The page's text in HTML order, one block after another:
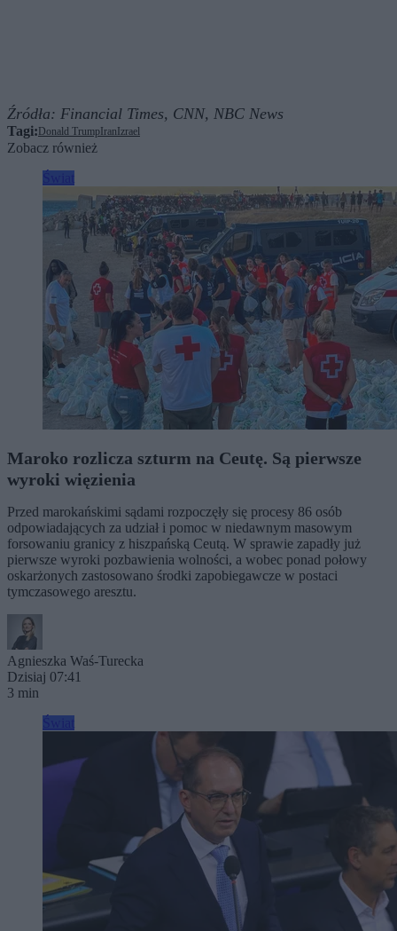
Źródła: Financial Times, CNN, NBC News
Tagi:Donald TrumpIranIzrael
Zobacz również
Maroko rozlicza szturm na Ceutę. Są pierwsze
wyroki więzienia
Przed marokańskimi sądami rozpoczęły się procesy 86 osób
odpowiadających za udział i pomoc w niedawnym masowym
forsowaniu granicy z hiszpańską Ceutą. W sprawie zapadły już
pierwsze wyroki pozbawienia wolności, a wobec ponad połowy
oskarżonych zastosowano środki zapobiegawcze w postaci
tymczasowego aresztu.
Agnieszka Waś-Turecka
Dzisiaj 07:41
3 min